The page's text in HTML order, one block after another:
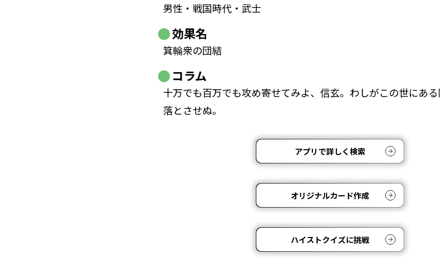
男性・戦国時代・武士
効果名
箕輪衆の団結
コラム
十万でも百万でも攻め寄せてみよ、信玄。わしがこの世にあ
落とさせぬ。
アプリで詳しく検索
オリジナルカード作成
ハイストクイズに挑戦